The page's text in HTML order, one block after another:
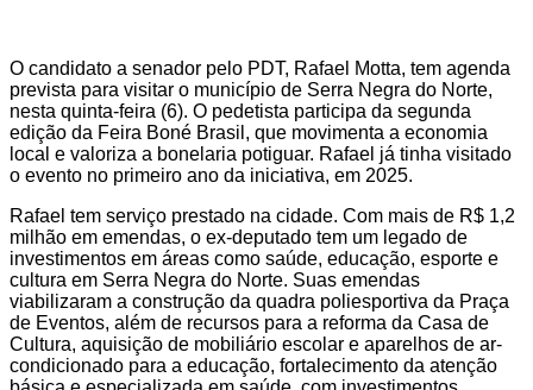
O candidato a senador pelo PDT, Rafael Motta, tem agenda
prevista para visitar o município de Serra Negra do Norte,
nesta quinta-feira (6). O pedetista participa da segunda
edição da Feira Boné Brasil, que movimenta a economia
local e valoriza a bonelaria potiguar. Rafael já tinha visitado
o evento no primeiro ano da iniciativa, em 2025.
Rafael tem serviço prestado na cidade. Com mais de R$ 1,2
milhão em emendas, o ex-deputado tem um legado de
investimentos em áreas como saúde, educação, esporte e
cultura em Serra Negra do Norte. Suas emendas
viabilizaram a construção da quadra poliesportiva da Praça
de Eventos, além de recursos para a reforma da Casa de
Cultura, aquisição de mobiliário escolar e aparelhos de ar-
condicionado para a educação, fortalecimento da atenção